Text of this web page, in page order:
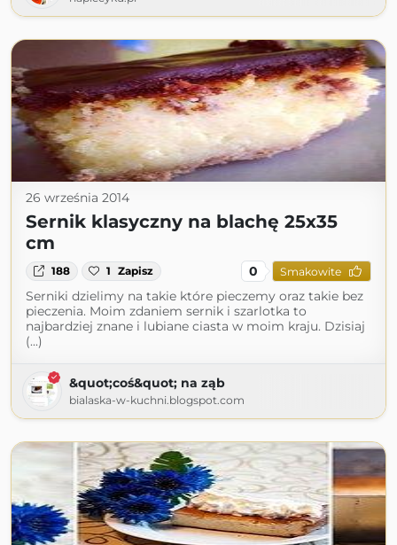
26 września 2014
Sernik klasyczny na blachę 25x35
cm
188 1 Zapisz 0 Smakowite
Serniki dzielimy na takie które pieczemy oraz takie bez
pieczenia. Moim zdaniem sernik i szarlotka to
najbardziej znane i lubiane ciasta w moim kraju. Dzisiaj
(...)
&quot;coś&quot; na ząb
bialaska-w-kuchni.blogspot.com